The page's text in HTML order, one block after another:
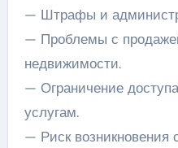
— Штрафы и
— Проблемы с
недвижимости.
— Ограничение
услугам.
— Риск возникновения